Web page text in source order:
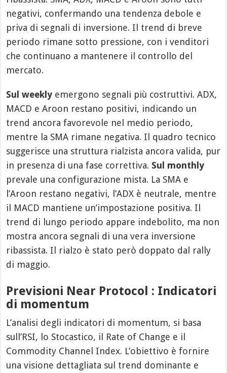
negativi, confermando una tendenza debole e
priva di segnali di inversione. Il trend di breve
periodo rimane sotto pressione, con i venditori
che continuano a mantenere il controllo del
mercato.
Sul weekly emergono segnali più costruttivi. ADX,
MACD e Aroon restano positivi, indicando un
trend ancora favorevole nel medio periodo,
mentre la SMA rimane negativa. Il quadro tecnico
suggerisce una struttura rialzista ancora valida, pur
in presenza di una fase correttiva. Sul monthly
prevale una configurazione mista. La SMA e
l’Aroon restano negativi, l’ADX è neutrale, mentre
il MACD mantiene un’impostazione positiva. Il
trend di lungo periodo appare indebolito, ma non
mostra ancora segnali di una vera inversione
ribassista. Il rialzo è stato però doppato dal rally
di maggio.
Previsioni Near Protocol : Indicatori
di momentum
L’analisi degli indicatori di momentum, si basa
sull’RSI, lo Stocastico, il Rate of Change e il
Commodity Channel Index. L’obiettivo è fornire
una visione dettagliata sul trend dominante e